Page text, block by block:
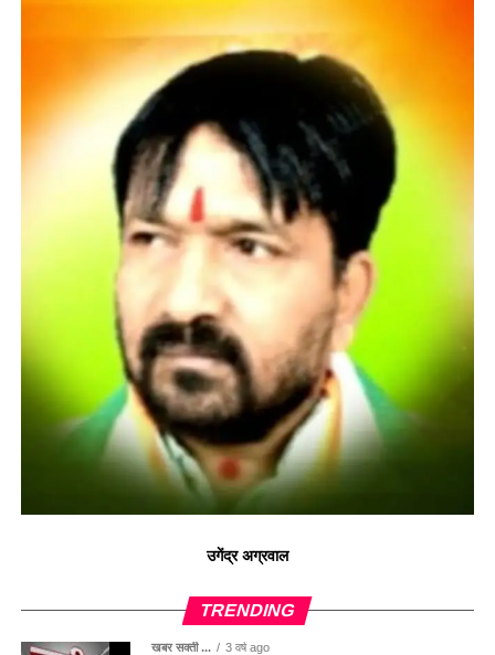
उगेंद्र अग्रवाल
TRENDING
खबर सक्ती ... 3 वर्ष ago